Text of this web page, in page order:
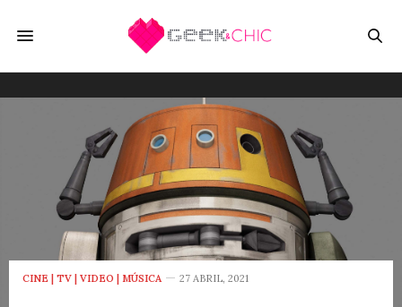
CINE | TV | VIDEO | MÚSICA 27 ABRIL, 2021